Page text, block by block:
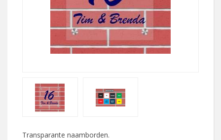
Transparante naamborden.